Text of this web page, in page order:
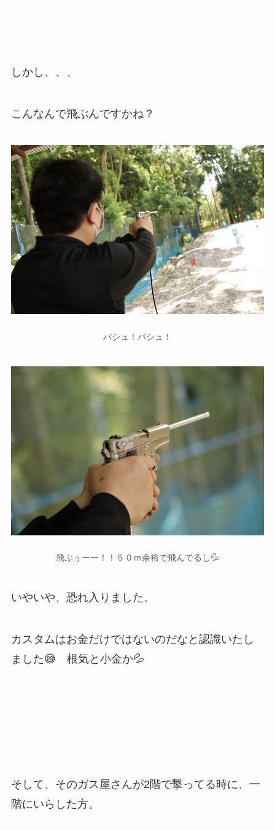
しかし、、、
こんなんで飛ぶんですかね？
パシュ！パシュ！
飛ぶぅーー！！５０ｍ余裕で飛んでるし💦
いやいや、恐れ入りました。
カスタムはお金だけではないのだなと認識いたし
ました😅 根気と小金か💦
そして、そのガス屋さんが2階で撃ってる時に、一
階にいらした方。